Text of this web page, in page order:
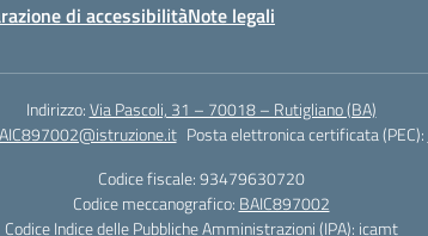
di accessibilitàNote legali
Indirizzo:Via Pascoli, 31 – 70018 – Rutigliano (BA)
Posta elettronica certificata (PEC):
Codice fiscale: 93479630720
Codice meccanografico: BAIC897002
Codice Indice delle Pubbliche Amministrazioni (IPA): icamt